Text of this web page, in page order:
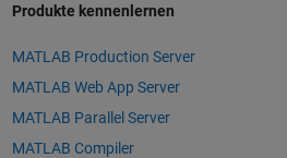
Produkte kennenlernen
MATLAB Production Server
MATLAB Web App Server
MATLAB Parallel Server
MATLAB Compiler